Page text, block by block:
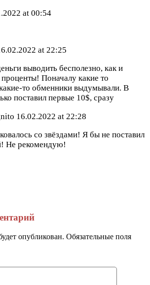
at 00:54
at 22:25
выводить бесполезно, как и
Поначалу какие то
то обменники выдумывали. В
поставил первые 10$, сразу
16.02.2022 at 22:28
со звёздами! Я бы не поставил
Не рекомендую!
опубликован. Обязательные поля